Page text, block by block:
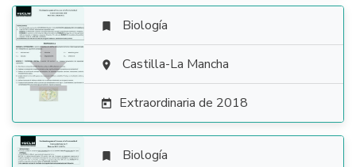

 Biología
 Castilla-La Mancha
 Extraordinaria de 2018
 Biología